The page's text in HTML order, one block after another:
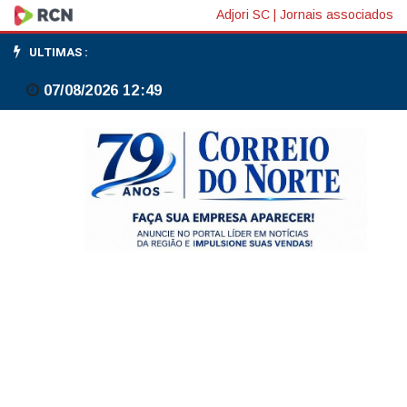
Uso
excessivo
de
prejudica
criatividade
Adjori SC Jornais associados
ULTIMAS :
07/08/2026 12:49